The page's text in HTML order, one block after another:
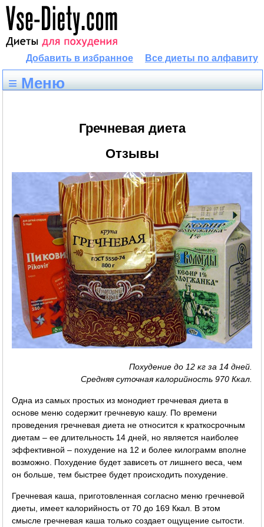
Все диеты по алфавиту
Добавить в избранное
≡ Меню
Гречневая диета
Отзывы
Похудение до 12 кг за 14 дней.
Средняя суточная калорийность 970 Ккал.
Одна из самых простых из монодиет гречневая диета в
основе меню содержит гречневую кашу. По времени
проведения гречневая диета не относится к краткосрочным
диетам – ее длительность 14 дней, но является наиболее
эффективной – похудение на 12 и более килограмм вполне
возможно. Похудение будет зависеть от лишнего веса, чем
он больше, тем быстрее будет происходить похудение.
Гречневая каша, приготовленная согласно меню гречневой
диеты, имеет калорийность от 70 до 169 Ккал. В этом
смысле гречневая каша только создает ощущение сытости.